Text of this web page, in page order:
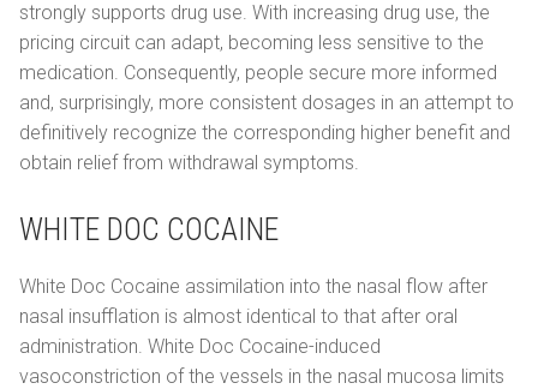
strongly supports drug use. With increasing drug use, the
pricing circuit can adapt, becoming less sensitive to the
medication. Consequently, people secure more informed
and, surprisingly, more consistent dosages in an attempt to
definitively recognize the corresponding higher benefit and
obtain relief from withdrawal symptoms.
WHITE DOC COCAINE
White Doc Cocaine assimilation into the nasal flow after
nasal insufflation is almost identical to that after oral
administration. White Doc Cocaine-induced
vasoconstriction of the vessels in the nasal mucosa limits